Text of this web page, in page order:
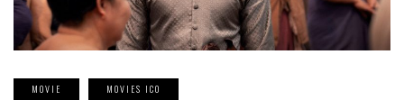
MOVIE MOVIES ICO